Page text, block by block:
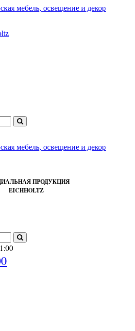
ПРОДУКЦИЯ
EICHHOLTZ